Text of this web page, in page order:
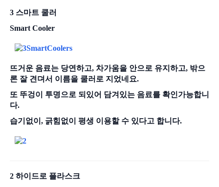
3 스마트 쿨러
Smart Cooler
뜨거운 음료는 당연하고, 차가움을 안으로 유지하고, 밖으
론 잘 견뎌서 이름을 쿨러로 지었네요.
또 뚜겅이 투명으로 되있어 담겨있는 음료를 확인가능합니
다.
습기없이, 긁힘없이 평생 이용할 수 있다고 합니다.
2 하이드로 플라스크